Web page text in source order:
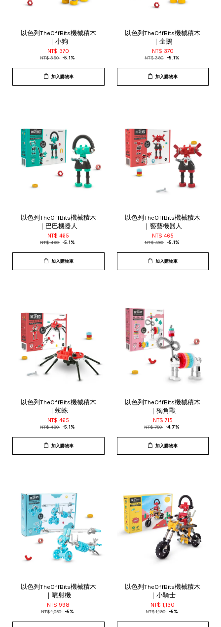
以色列TheOffBits機械積木
｜小狗
NT$ 370
NT$ 390 -5.1%
加入購物車
以色列TheOffBits機械積木
｜企鵝
NT$ 370
NT$ 390 -5.1%
加入購物車
以色列TheOffBits機械積木
｜巴巴機器人
NT$ 465
NT$ 490 -5.1%
加入購物車
以色列TheOffBits機械積木
｜藝藝機器人
NT$ 465
NT$ 490 -5.1%
加入購物車
以色列TheOffBits機械積木
｜蜘蛛
NT$ 465
NT$ 490 -5.1%
加入購物車
以色列TheOffBits機械積木
｜獨角獸
NT$ 715
NT$ 750 -4.7%
加入購物車
以色列TheOffBits機械積木
｜噴射機
NT$ 998
NT$ 1,050 -5%
以色列TheOffBits機械積木
｜小騎士
NT$ 1,130
NT$ 1,190 -5%